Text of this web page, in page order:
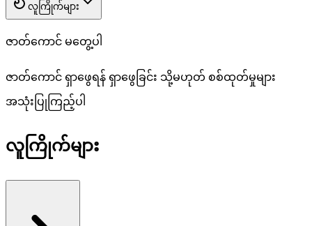
လူကြိုက်များ
ဇာတ်ကောင် မတွေ့ပါ
ဇာတ်ကောင် ရှာဖွေရန် ရှာဖွေခြင်း သို့မဟုတ် စစ်ထုတ်မှုများ
အသုံးပြုကြည့်ပါ
လူကြိုက်များ